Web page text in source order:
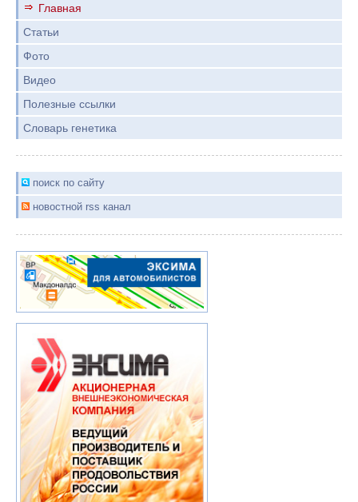
Главная
Статьи
Фото
Видео
Полезные ссылки
Словарь генетика
поиск по сайту
новостной rss канал